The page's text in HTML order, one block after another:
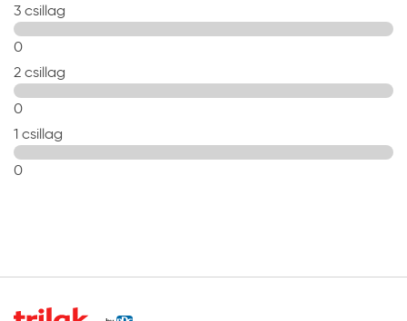
3 csillag
0
2 csillag
0
1 csillag
0